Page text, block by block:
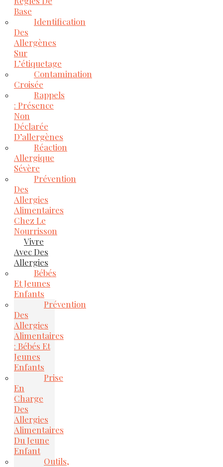
Base
Identification
Des
Allergènes
Sur
L’étiquetage
Contamination
Croisée
Rappels
: Présence
Non
Déclarée
D’allergènes
Réaction
Allergique
Sévère
Prévention
Des
Allergies
Alimentaires
Chez Le
Nourrisson
Vivre
Avec Des
Allergies
Bébés
Et Jeunes
Enfants
Prévention
Des
Allergies
Alimentaires
: Bébés Et
Jeunes
Enfants
Prise
En
Charge
Des
Allergies
Alimentaires
Du Jeune
Enfant
Outils,